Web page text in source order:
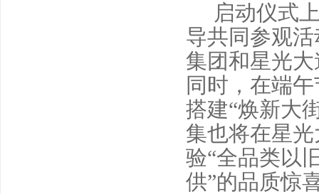
启动仪式
导共同参观
集团和星光
同时，在端
搭建“焕新大
集也将在星
验“全品类以
供”的品质惊